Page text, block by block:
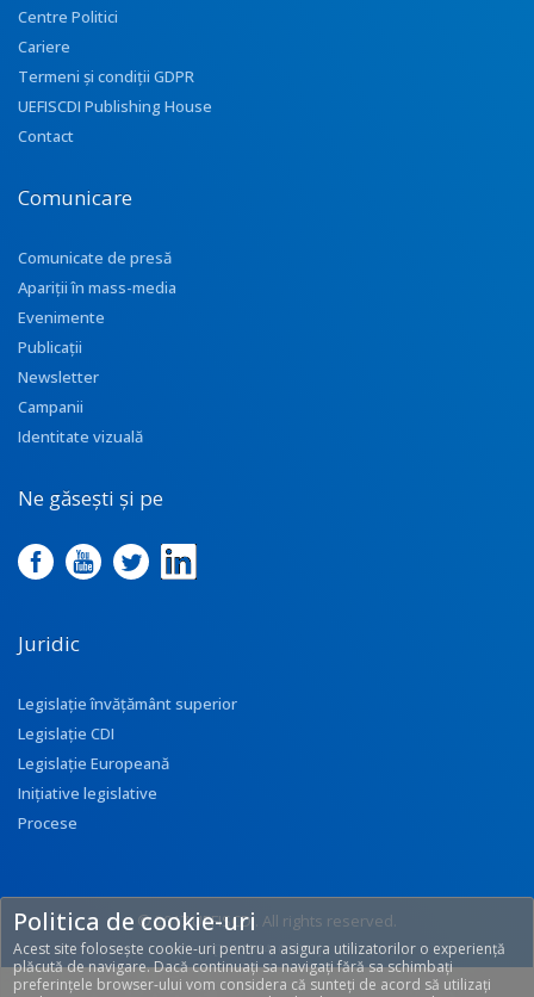
Centre Politici
Cariere
Termeni și condiții GDPR
UEFISCDI Publishing House
Contact
Comunicare
Comunicate de presă
Apariţii în mass-media
Evenimente
Publicații
Newsletter
Campanii
Identitate vizuală
Ne găsești și pe
Juridic
Legislație învățământ superior
Legislație CDI
Legislație Europeană
Inițiative legislative
Procese
© 2017 UEFISCDI. All rights reserved.
[T: 0.5534, O: 272]
Politica de cookie-uri
Acest site folosește cookie-uri pentru a asigura utilizatorilor o experiență
plăcută de navigare. Dacă continuați sa navigați fără sa schimbați
preferințele browser-ului vom considera că sunteți de acord să utilizați